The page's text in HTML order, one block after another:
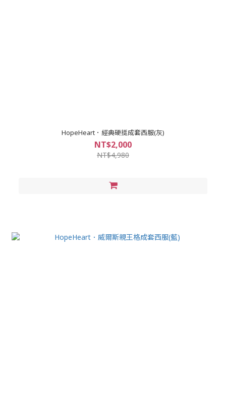
HopeHeart．經典硬挺成套西服(灰)
NT$2,000
NT$4,980